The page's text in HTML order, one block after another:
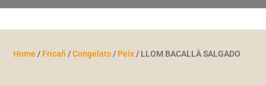
Home / Fricañ /Congelats / Peix / LLOM BACALLÀ SALGADO